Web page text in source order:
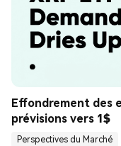
Effondrement des
prévisions vers 1$
Perspectives du Marché